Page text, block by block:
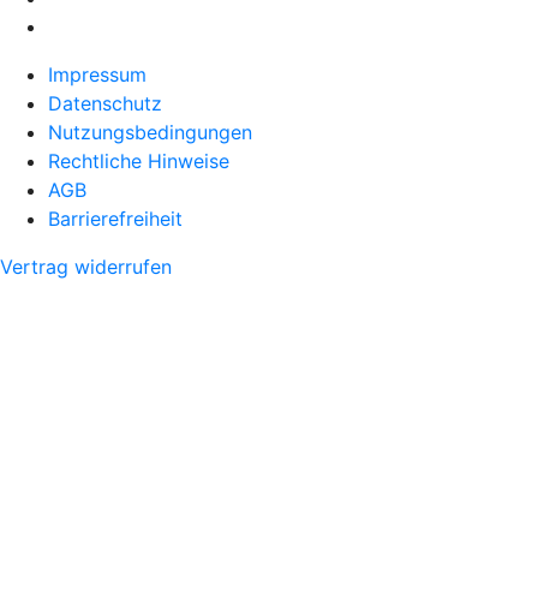
Impressum
Datenschutz
Nutzungsbedingungen
Rechtliche Hinweise
AGB
Barrierefreiheit
Vertrag widerrufen